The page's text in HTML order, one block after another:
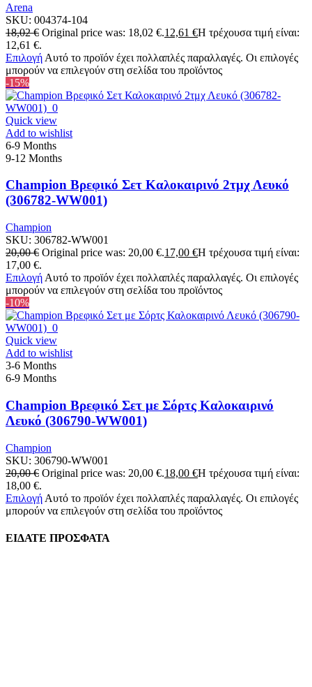
Arena
SKU: 004374-104
18,02€ Original price was: 18,02 €.12,61 €Η τρέχουσα τιμή είναι:
12,61 €.
Επιλογή Αυτό το προϊόν έχει πολλαπλές παραλλαγές. Οι επιλογές
μπορούν να επιλεγούν στη σελίδα του προϊόντος
-15%
Quick view
Add to wishlist
6-9 Months
9-12 Months
Champion Βρεφικό Σετ Καλοκαιρινό 2τμχ Λευκό
(306782-WW001)
Champion
SKU: 306782-WW001
20,00€ Original price was: 20,00 €.17,00 €Η τρέχουσα τιμή είναι:
17,00 €.
Επιλογή Αυτό το προϊόν έχει πολλαπλές παραλλαγές. Οι επιλογές
μπορούν να επιλεγούν στη σελίδα του προϊόντος
-10%
Quick view
Add to wishlist
3-6 Months
6-9 Months
Champion Βρεφικό Σετ με Σόρτς Καλοκαιρινό
Λευκό (306790-WW001)
Champion
SKU: 306790-WW001
20,00€ Original price was: 20,00 €.18,00 €Η τρέχουσα τιμή είναι:
18,00 €.
Επιλογή Αυτό το προϊόν έχει πολλαπλές παραλλαγές. Οι επιλογές
μπορούν να επιλεγούν στη σελίδα του προϊόντος
ΕΙΔΑΤΕ ΠΡΟΣΦΑΤΑ